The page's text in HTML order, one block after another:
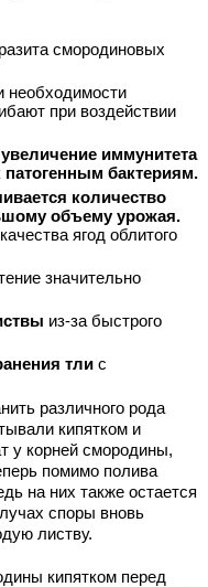
смородиновых
необходимости
при воздействии
увеличение иммунитета
бактериям.
количество
объему урожая.
ягод облитого
значительно
из-за быстрого
тли с
различного рода
кипятком и
у корней смородины,
помимо полива
на них также остается
споры вновь
листву.
кипятком перед